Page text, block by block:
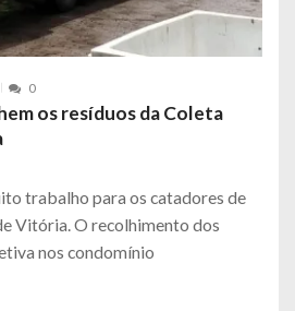
0
os resíduos da Coleta
trabalho para os catadores de
Vitória. O recolhimento dos
nos condomínio